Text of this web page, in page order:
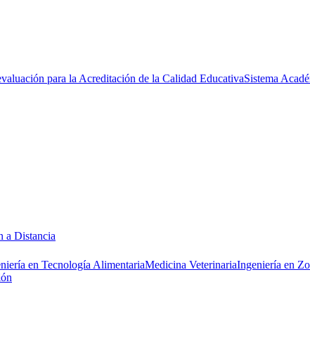
para la Acreditación de la Calidad EducativaSistema
a Distancia
en Tecnología AlimentariaMedicina VeterinariaIngeniería en